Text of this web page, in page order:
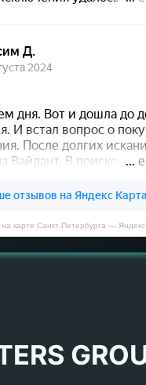
на карте Санкт‑Петербурга —